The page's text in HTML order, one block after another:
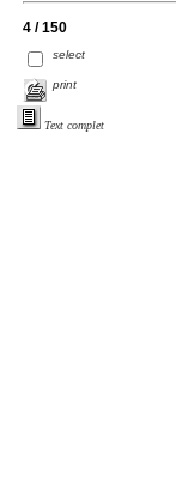
4 / 150
select
print
Text complet